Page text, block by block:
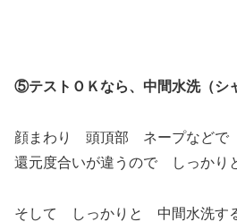
⑤テストＯＫなら、中間水洗（シ
顔まわり 頭頂部 ネープなどで
還元度合いが違うので しっかり
そして しっかりと 中間水洗す